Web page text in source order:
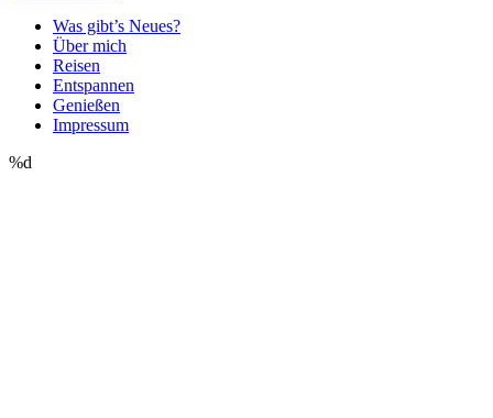
Was gibt’s Neues?
Über mich
Reisen
Entspannen
Genießen
Impressum
%d